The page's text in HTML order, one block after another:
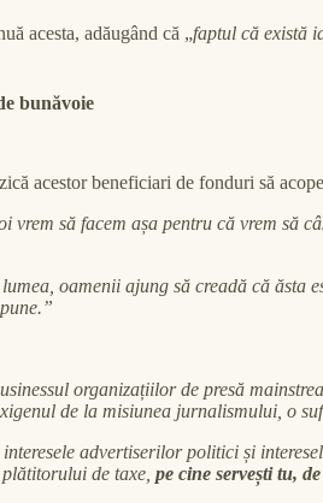
acesta, adăugând că „faptul că există
bunăvoie
acestor beneficiari de fonduri să
vrem să facem așa pentru că vrem
oamenii ajung să creadă că ăsta
organizațiilor de presă
de la misiunea jurnalismului, o
advertiserilor politici și
de taxe, pe cine servești tu,